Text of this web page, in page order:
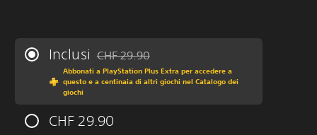
Inclusi Scontato dal prezzo originale di CHF 29.90
CHF 29.90
Abbonati a PlayStation Plus Extra per accedere a
questo e a centinaia di altri giochi nel Catalogo dei
giochi
CHF 29.90